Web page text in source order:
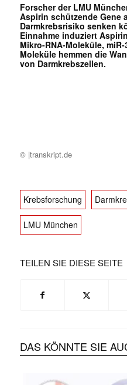
Forscher der LMU
Aspirin schützende Gene
Darmkrebsrisiko senken
Einnahme induziert
Mikro-RNA-Moleküle,
Moleküle hemmen die
von Darmkrebszellen.
© |transkript.de
Krebsforschung
LMU München
TEILEN SIE DIESE SEITE
DAS KÖNNTE SIE